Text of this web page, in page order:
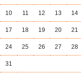
10 11 12 13 14
17 18 19 20 21
24 25 26 27 28
31